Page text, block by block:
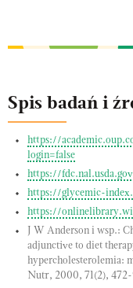
Spis badań i
https://
login=false
https://
https://glycemic-
https://
J W Anderson i wsp.:
adjunctive to diet
hypercholesterolemia:
Nutr, 2000, 71(2), 472-